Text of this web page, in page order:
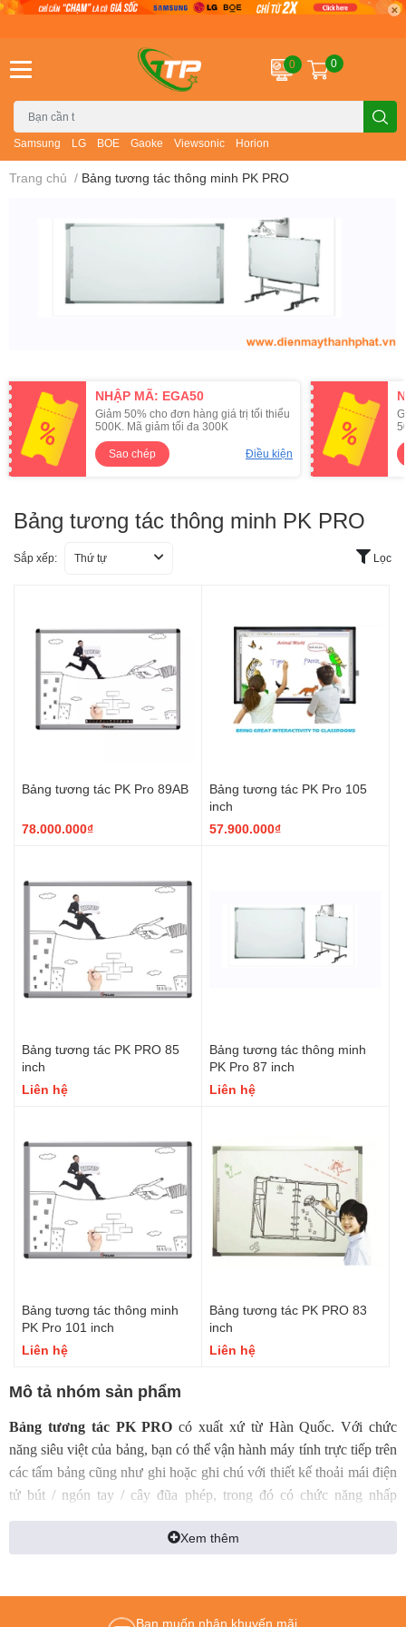
Samsung LG BOE Gaoke Viewsonic Horion
0 0
Trang chủ / Bảng tương tác thông minh PK PRO
NHẬP MÃ: EGA50
Giảm 50% cho đơn hàng giá trị tối thiểu
500K. Mã giảm tối đa 300K
Sao chép
Điều kiện
Bảng tương tác thông minh PK PRO
Sắp xếp: Thứ tự Lọc
Bảng tương tác PK Pro 89AB
78.000.000₫
Bảng tương tác PK Pro 105
inch
57.900.000₫
Bảng tương tác PK PRO 85
inch
Liên hệ
Bảng tương tác thông minh
PK Pro 87 inch
Liên hệ
Bảng tương tác thông minh
PK Pro 101 inch
Liên hệ
Bảng tương tác PK PRO 83
inch
Liên hệ
Mô tả nhóm sản phẩm
Bảng tương tác PK PRO có xuất xứ từ Hàn Quốc. Với chức
năng siêu việt của bảng, bạn có thể vận hành máy tính trực tiếp trên
các tấm bảng cũng như ghi hoặc ghi chú với thiết kế thoải mái điện
tử bút / ngón tay / cây đũa phép, trong đó có chức năng nhấp
đúp. PK PRO cảm ứng với công nghệ camera quang học đa điểm
thông minh, kích thước bảng lớn, cho phép sử dụng phần mềm linh
Xem thêm
Bạn muốn nhận khuyến mãi